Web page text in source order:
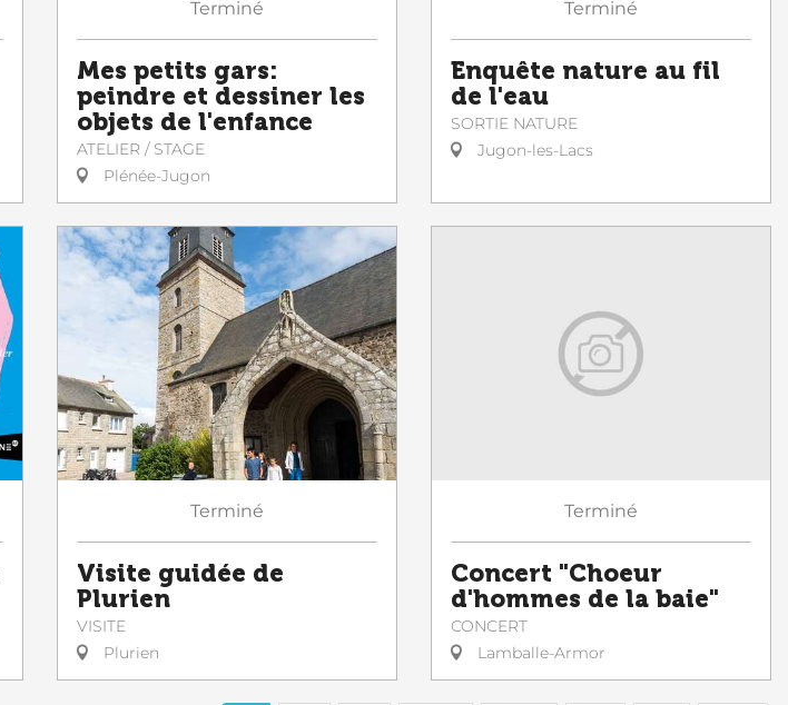
Terminé
Mes petits gars:
peindre et dessiner les
objets de l'enfance
ATELIER / STAGE
Plénée-Jugon
Terminé
Enquête nature au fil
de l'eau
SORTIE NATURE
Jugon-les-Lacs
Terminé
Visite guidée de
Plurien
VISITE
Plurien
Terminé
Concert "Choeur
d'hommes de la baie"
CONCERT
Lamballe-Armor